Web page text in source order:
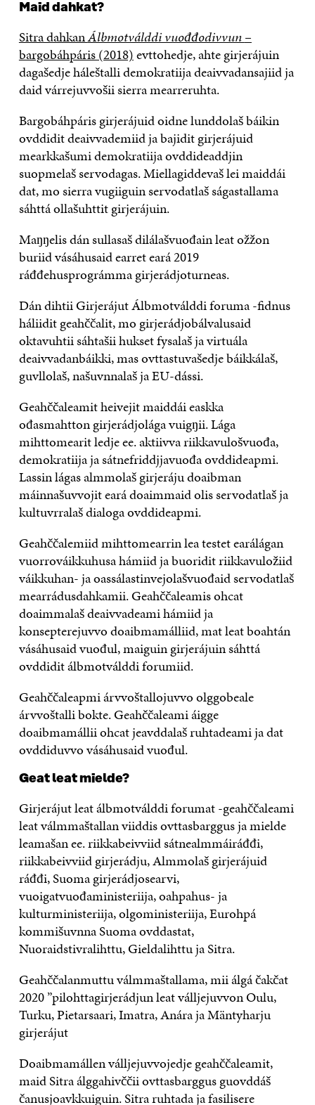
Maid dahkat?
Sitra dahkanÁlbmotválddi vuođđodivvun–
bargobáhpáris (2018)evttohedje, ahte girjerájuin
dagašedje háleštalli demokratiija deaivvadansajiid ja
daid várrejuvvošii sierra mearreruhta.
Bargobáhpáris girjerájuid oidne lunddolaš báikin
ovddidit deaivvademiid ja bajidit girjerájuid
mearkkašumi demokratiija ovddideaddjin
suopmelaš servodagas. Miellagiddevaš lei maiddái
dat, mo sierra vugiiguin servodatlaš ságastallama
sáhttá ollašuhttit girjerájuin.
Maŋŋelis dán sullasaš dilálašvuođain leat ožžon
buriid vásáhusaid earret eará 2019
ráđđehusprográmma girjerádjoturneas.
Dán dihtii Girjerájut Álbmotválddi foruma -fidnus
háliidit geahččalit, mo girjerádjobálvalusaid
oktavuhtii sáhtašii hukset fysalaš ja virtuála
deaivvadanbáikki, mas ovttastuvašedje báikkálaš,
guvllolaš, našuvnnalaš ja EU-dássi.
Geahččaleamit heivejit maiddái easkka
ođasmahtton girjerádjolága vuigŋii. Lága
mihttomearit ledje ee. aktiivva riikkavulošvuođa,
demokratiija ja sátnefriddjjavuođa ovddideapmi.
Lassin lágas almmolaš girjeráju doaibman
máinnašuvvojit eará doaimmaid olis servodatlaš ja
kultuvrralaš dialoga ovddideapmi.
Geahččalemiid mihttomearrin lea testet earálágan
vuorrováikkuhusa hámiid ja buoridit riikkavuložiid
váikkuhan- ja oassálastinvejolašvuođaid servodatlaš
mearrádusdahkamii. Geahččaleamis ohcat
doaimmalaš deaivvadeami hámiid ja
konsepterejuvvo doaibmamálliid, mat leat boahtán
vásáhusaid vuođul, maiguin girjerájuin sáhttá
ovddidit álbmotválddi forumiid.
Geahččaleapmi árvvoštallojuvvo olggobeale
árvvoštalli bokte. Geahččaleami áigge
doaibmamállii ohcat jeavddalaš ruhtadeami ja dat
ovddiduvvo vásáhusaid vuođul.
Geat leat mielde?
Girjerájut leat álbmotválddi forumat -geahččaleami
leat válmmaštallan viiddis ovttasbarggus ja mielde
leamašan ee. riikkabeivviid sátnealmmáiráđđi,
riikkabeivviid girjerádju, Almmolaš girjerájuid
ráđđi, Suoma girjerádjosearvi,
vuoigatvuođaministeriija, oahpahus- ja
kulturministeriija, olgoministeriija, Eurohpá
kommišuvnna Suoma ovddastat,
Nuoraidstivralihttu, Gieldalihttu ja Sitra.
Geahččalanmuttu válmmaštallama, mii álgá čakčat
2020 ”pilohttagirjerádjun leat válljejuvvon Oulu,
Turku, Pietarsaari, Imatra, Anára ja Mäntyharju
girjerájut
Doaibmamállen válljejuvvojedje geahččaleamit,
maid Sitra álggahivččii ovttasbarggus guovddáš
čanusjoavkkuiguin. Sitra ruhtada ja fasilisere